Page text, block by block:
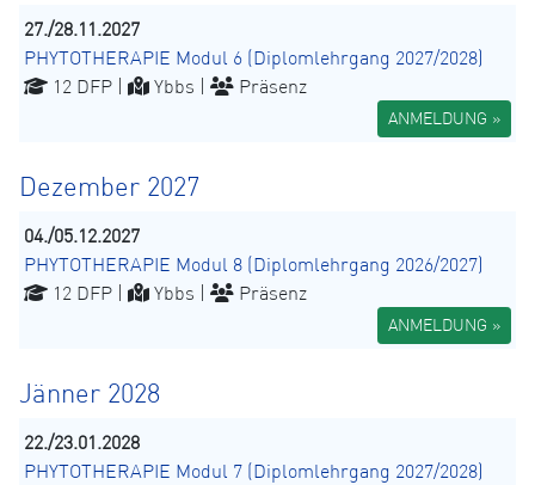
27./28.11.2027
PHYTOTHERAPIE Modul 6 (Diplomlehrgang 2027/2028)
12 DFP |
Ybbs | Präsenz
ANMELDUNG »
Dezember 2027
04./05.12.2027
PHYTOTHERAPIE Modul 8 (Diplomlehrgang 2026/2027)
12 DFP |
Ybbs | Präsenz
ANMELDUNG »
Jänner 2028
22./23.01.2028
PHYTOTHERAPIE Modul 7 (Diplomlehrgang 2027/2028)